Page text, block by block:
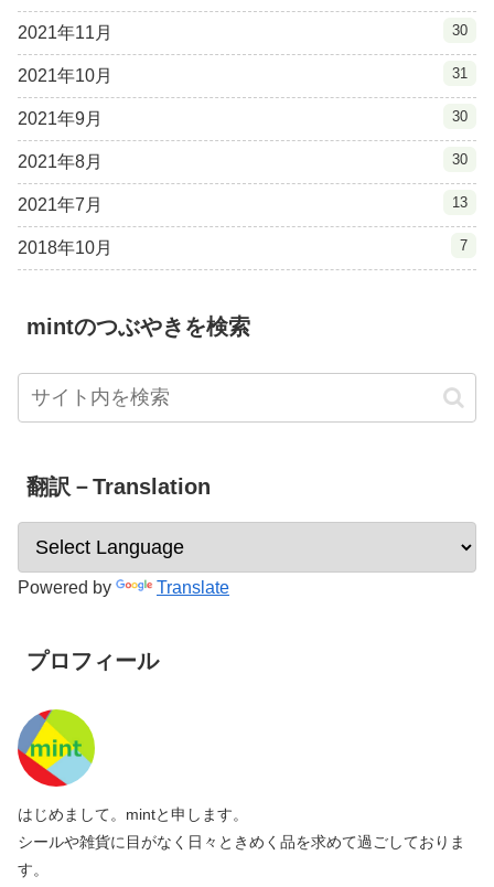
2021年11月 30
2021年10月 31
2021年9月 30
2021年8月 30
2021年7月 13
2018年10月 7
mintのつぶやきを検索
翻訳－Translation
Powered by Translate
プロフィール
はじめまして。mintと申します。
シールや雑貨に目がなく日々ときめく品を求めて過ごしておりま
す。